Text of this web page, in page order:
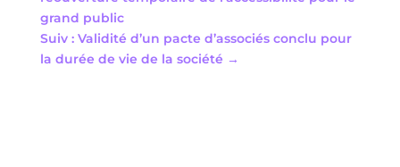
grand public
Suiv : Validité d’un pacte d’associés conclu pour
la durée de vie de la société →